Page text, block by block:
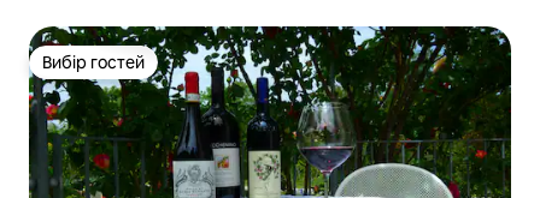
Вибір гостей
Вибір гостей